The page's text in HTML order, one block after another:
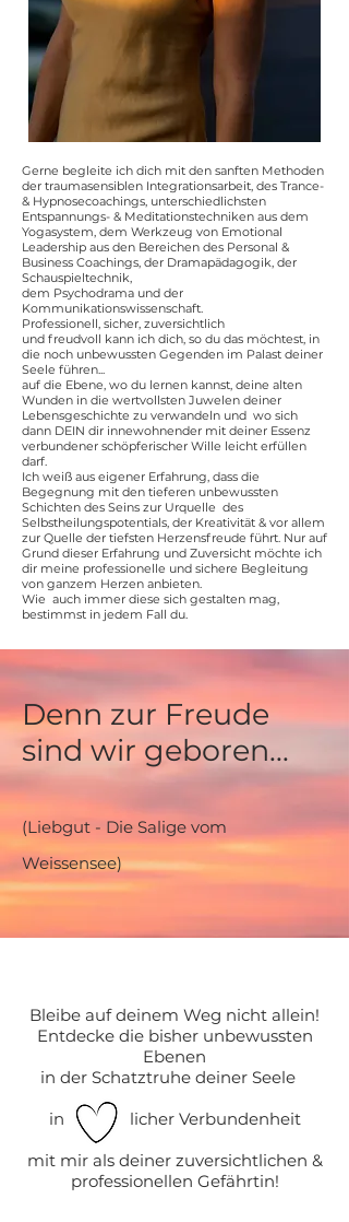
Denn zur Freude
sind wir geboren...
(Liebgut - Die Salige vom
Weissensee)
Gerne begleite ich dich mit den sanften Methoden
der traumasensiblen Integrationsarbeit, des Trance-
& Hypnosecoachings, unterschiedlichsten
Entspannungs- & Meditationstechniken aus dem
Yogasystem, dem Werkzeug von Emotional
Leadership aus den Bereichen des Personal &
Business Coachings, der Dramapädagogik, der
Schauspieltechnik,
dem Psychodrama und der
Kommunikationswissenschaft.
Professionell, sicher, zuversichtlich
und freudvoll kann ich dich, so du das möchtest, in
die noch unbewussten Gegenden im Palast deiner
Seele führen...
auf die Ebene, wo du lernen kannst, deine alten
Wunden in die wertvollsten Juwelen deiner
Lebensgeschichte zu verwandeln und wo sich
dann DEIN dir innewohnender mit deiner Essenz
verbundener schöpferischer Wille leicht erfüllen
darf.
Ich weiß aus eigener Erfahrung, dass die
Begegnung mit den tieferen unbewussten
Schichten des Seins zur Urquelle des
Selbstheilungspotentials, der Kreativität & vor allem
zur Quelle der tiefsten Herzensfreude führt. Nur auf
Grund dieser Erfahrung und Zuversicht möchte ich
dir meine professionelle und sichere Begleitung
von ganzem Herzen anbieten.
Wie auch immer diese sich gestalten mag,
bestimmst in jedem Fall du.
Bleibe auf deinem Weg nicht allein!
Entdecke die bisher unbewussten
Ebenen
in der Schatztruhe deiner Seele
in licher Verbundenheit
mit mir als deiner zuversichtlichen &
professionellen Gefährtin!